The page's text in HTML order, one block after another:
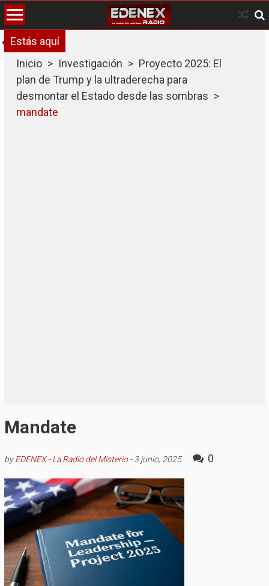
Skip
to
content
Estás aquí
Inicio > Investigación > Proyecto 2025: El
plan de Trump y la ultraderecha para
desmontar el Estado desde las sombras >
mandate
Mandate
byEDENEX - La Radio del Misterio-3 junio, 2025 0